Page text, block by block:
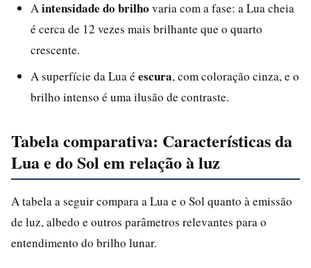
A intensidade do brilho varia com a fase: a Lua cheia
é cerca de 12 vezes mais brilhante que o quarto
crescente.
A superfície da Lua é escura, com coloração cinza, e o
brilho intenso é uma ilusão de contraste.
Tabela comparativa: Características da
Lua e do Sol em relação à luz
A tabela a seguir compara a Lua e o Sol quanto à emissão
de luz, albedo e outros parâmetros relevantes para o
entendimento do brilho lunar.